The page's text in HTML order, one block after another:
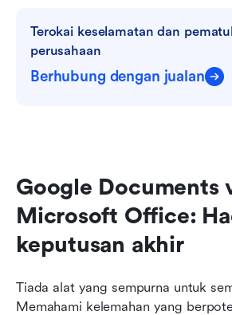
Terokai keselamatan dan
perusahaan
Berhubung dengan jualan
Google Documents
Microsoft Office:
keputusan akhir
Tiada alat yang sempurna untuk
Memahami kelemahan yang